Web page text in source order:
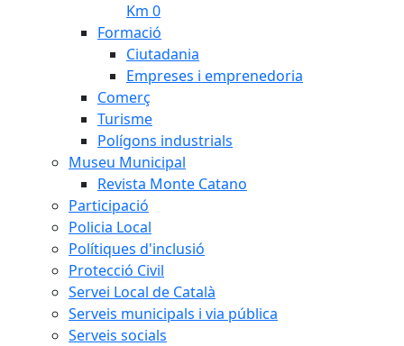
Km 0
Formació
Ciutadania
Empreses i emprenedoria
Comerç
Turisme
Polígons industrials
Museu Municipal
Revista Monte Catano
Participació
Policia Local
Polítiques d'inclusió
Protecció Civil
Servei Local de Català
Serveis municipals i via pública
Serveis socials